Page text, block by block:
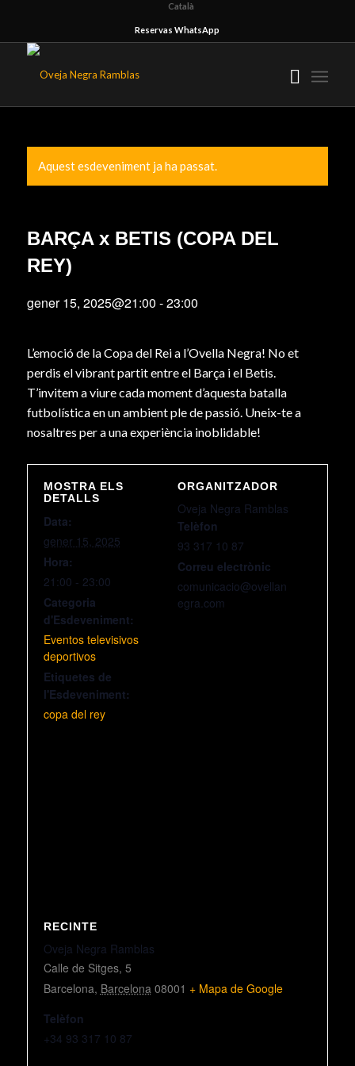
Català
Reservas WhatsApp
Aquest esdeveniment ja ha passat.
BARÇA x BETIS (COPA DEL
REY)
gener 15, 2025@21:00 -23:00
L’emoció de la Copa del Rei a l’Ovella Negra! No et
perdis el vibrant partit entre el Barça i el Betis.
T’invitem a viure cada moment d’aquesta batalla
futbolística en un ambient ple de passió. Uneix-te a
nosaltres per a una experiència inoblidable!
MOSTRA ELS
DETALLS
Data:
gener 15, 2025
Hora:
21:00 - 23:00
Categoria
d'Esdeveniment:
Eventos televisivos
deportivos
Etiquetes de
l'Esdeveniment:
copa del rey
ORGANITZADOR
Oveja Negra Ramblas
Telèfon
93 317 10 87
Correu electrònic
comunicacio@ovellan
egra.com
RECINTE
Oveja Negra Ramblas
Calle de Sitges, 5
Barcelona, Barcelona 08001 + Mapa de Google
Telèfon
+34 93 317 10 87